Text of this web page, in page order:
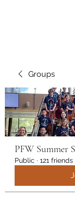
Groups
PFW Summer
Public · 121 friends